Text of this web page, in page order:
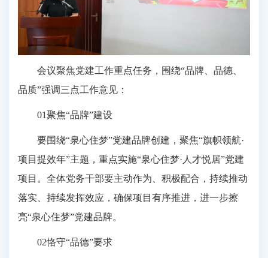
会议聚焦党建工作重点任务，围绕“品牌、品德、
品质”强调三点工作意见：
01聚焦“品牌”建设
要围绕“泉心住梦”党建品牌创建，聚焦“旗帜领航·
项目提效年”主题，重点实施“泉心住梦·人才悦居”党建
项目。全体党务干部要主动作为、积极配合，持续推动
落实、持续发挥效应，确保项目有序推进，进一步擦
亮“泉心住梦”党建品牌。
02恪守“品德”要求